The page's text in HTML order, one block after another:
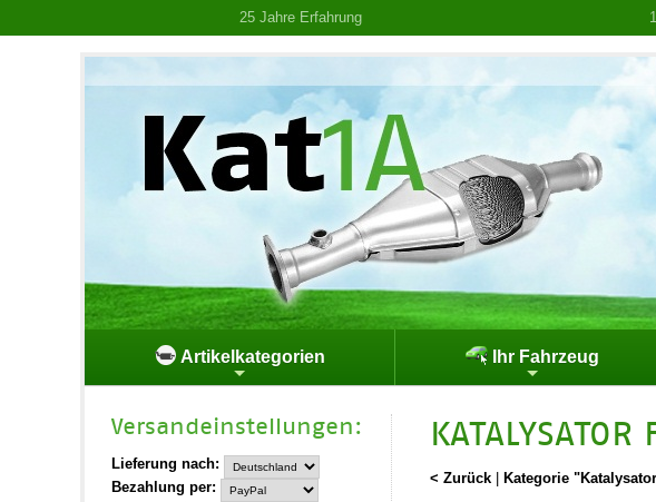
25 Jahre Erfahrung
Artikelkategorien Ihr Fahrzeug
< Zurück|
Kategorie
Versand­einstellungen:
Lieferung nach:
Bezahlung per: